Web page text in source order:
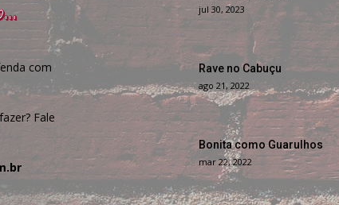
com
Fale
jul 30, 2023
Rave no Cabuçu
ago 21, 2022
Bonita como Guarulhos
mar 22, 2022